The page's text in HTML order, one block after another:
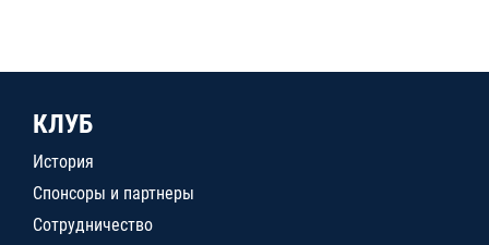
КЛУБ
История
Спонсоры и партнеры
Сотрудничество